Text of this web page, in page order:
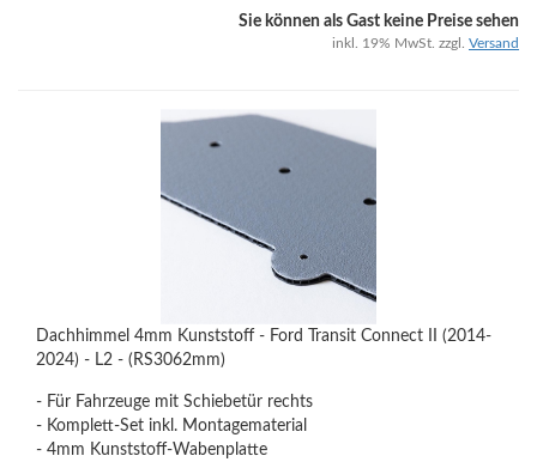
Sie können als Gast keine Preise sehen
inkl. 19% MwSt. zzgl. Versand
Dachhimmel 4mm Kunststoff - Ford Transit Connect II (2014-
2024) - L2 - (RS3062mm)
- Für Fahrzeuge mit Schiebetür rechts
- Komplett-Set inkl. Montagematerial
- 4mm Kunststoff-Wabenplatte